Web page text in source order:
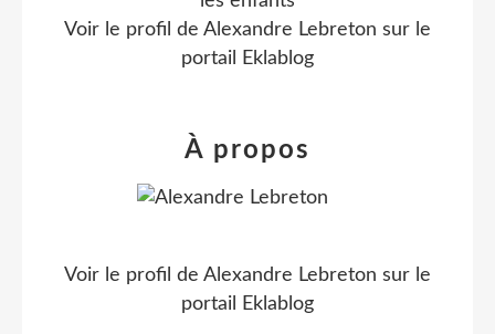
Voir le profil de Alexandre Lebreton sur le
portail Eklablog
À propos
Voir le profil de Alexandre Lebreton sur le
portail Eklablog